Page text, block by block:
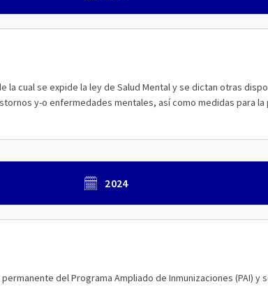
la cual se expide la ley de Salud Mental y se dictan otras
y-o enfermedades mentales, así como medidas para la
2024
del Programa Ampliado de Inmunizaciones (PAI) y